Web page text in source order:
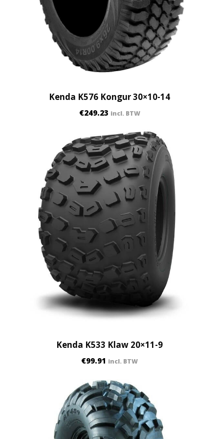
Kenda K576 Kongur 30×10-14
€249.23 incl. BTW
Kenda K533 Klaw 20×11-9
€99.91 incl. BTW